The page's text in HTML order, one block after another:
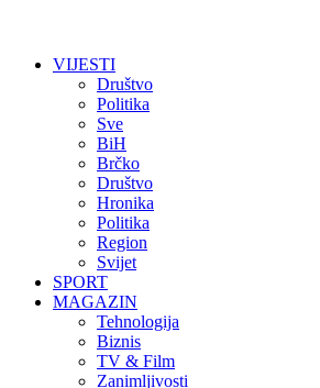
VIJESTI
Društvo
Politika
Sve
BiH
Brčko
Društvo
Hronika
Politika
Region
Svijet
SPORT
MAGAZIN
Tehnologija
Biznis
TV & Film
Zanimljivosti